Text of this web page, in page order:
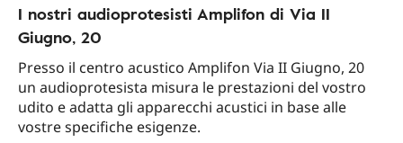
I nostri audioprotesisti Amplifon di Via II
Giugno, 20
Presso il centro acustico Amplifon Via II Giugno, 20
un audioprotesista misura le prestazioni del vostro
udito e adatta gli apparecchi acustici in base alle
vostre specifiche esigenze.